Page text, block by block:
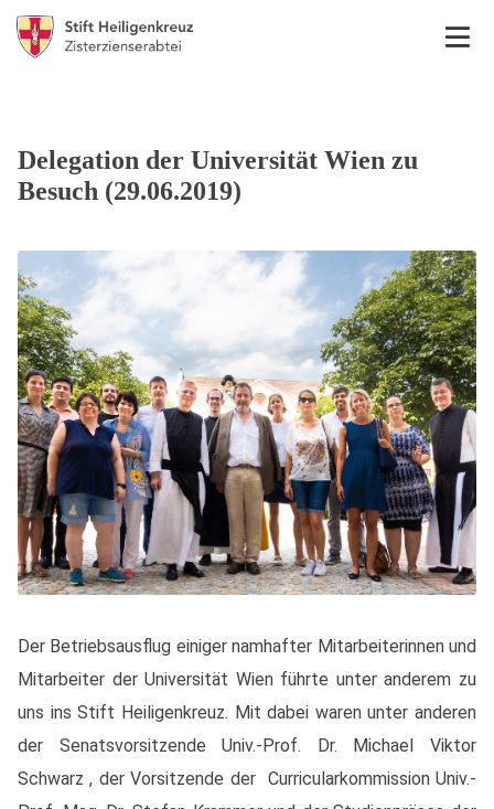
Delegation der Universität Wien zu
Besuch (29.06.2019)
Der Betriebsausflug einiger namhafter Mitarbeiterinnen und
Mitarbeiter der Universität Wien führte unter anderem zu
uns ins Stift Heiligenkreuz. Mit dabei waren unter anderen
der Senatsvorsitzende Univ.-Prof. Dr. Michael Viktor
Schwarz , der Vorsitzende der Curricularkommission Univ.-